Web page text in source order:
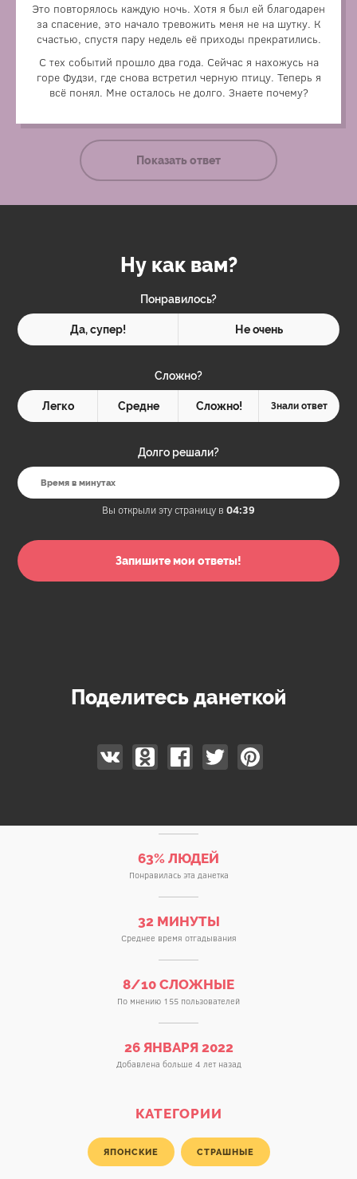
Это повторялось каждую ночь. Хотя я был ей благодарен
за спасение, это начало тревожить меня не на шутку. К
счастью, спустя пару недель её приходы прекратились.
С тех событий прошло два года. Сейчас я нахожусь на
горе Фудзи, где снова встретил черную птицу. Теперь я
всё понял. Мне осталось не долго. Знаете почему?
Показать ответ
Ну как вам?
Понравилось?
Да, супер! Не очень
Сложно?
Легко Средне Сложно! Знали ответ
Долго решали?
Вы открыли эту страницу в 04:39
Поделитесь данеткой
63% ЛЮДЕЙ
Понравилась эта данетка
32 МИНУТЫ
Среднее время отгадывания
8/10 СЛОЖНЫЕ
По мнению 155 пользователей
26 ЯНВАРЯ 2022
Добавлена больше 4 лет назад
КАТЕГОРИИ
ЯПОНСКИЕ СТРАШНЫЕ